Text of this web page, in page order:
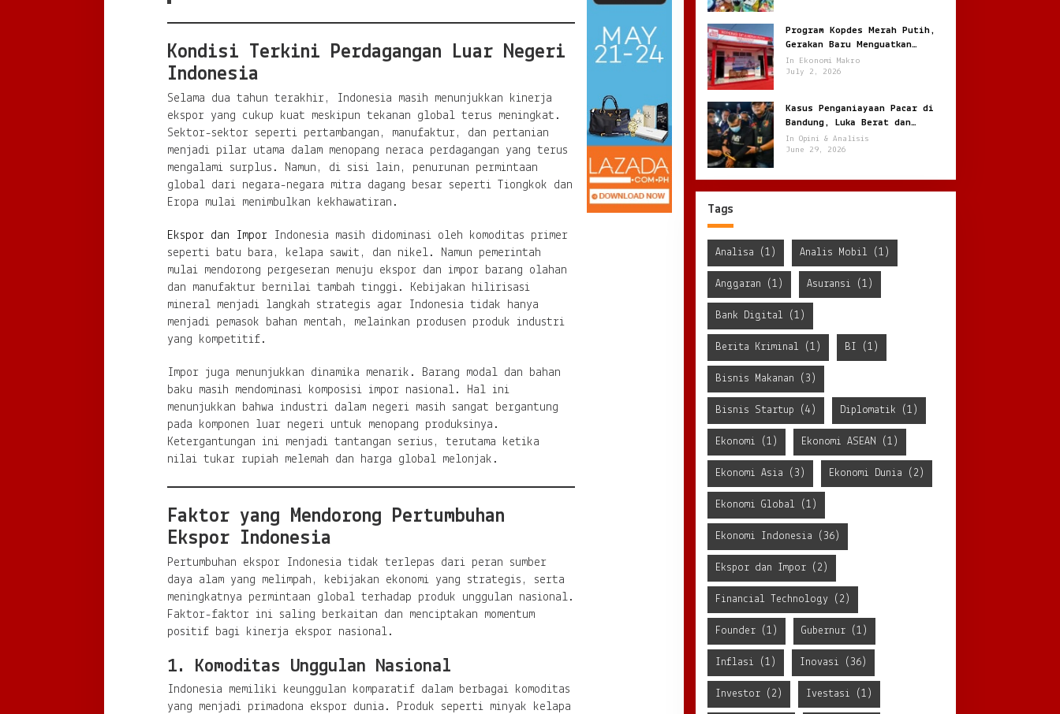
Kondisi Terkini Perdagangan Luar Negeri
Indonesia
Selama dua tahun terakhir, Indonesia masih menunjukkan kinerja
ekspor yang cukup kuat meskipun tekanan global terus meningkat.
Sektor-sektor seperti pertambangan, manufaktur, dan pertanian
menjadi pilar utama dalam menopang neraca perdagangan yang terus
mengalami surplus. Namun, di sisi lain, penurunan permintaan
global dari negara-negara mitra dagang besar seperti Tiongkok dan
Eropa mulai menimbulkan kekhawatiran.
Ekspor dan ImporIndonesia masih didominasi oleh komoditas primer
seperti batu bara, kelapa sawit, dan nikel. Namun pemerintah
mulai mendorong pergeseran menuju ekspor dan impor barang olahan
dan manufaktur bernilai tambah tinggi. Kebijakan hilirisasi
mineral menjadi langkah strategis agar Indonesia tidak hanya
menjadi pemasok bahan mentah, melainkan produsen produk industri
yang kompetitif.
Impor juga menunjukkan dinamika menarik. Barang modal dan bahan
baku masih mendominasi komposisi impor nasional. Hal ini
menunjukkan bahwa industri dalam negeri masih sangat bergantung
pada komponen luar negeri untuk menopang produksinya.
Ketergantungan ini menjadi tantangan serius, terutama ketika
nilai tukar rupiah melemah dan harga global melonjak.
Faktor yang Mendorong Pertumbuhan
Ekspor Indonesia
Pertumbuhan ekspor Indonesia tidak terlepas dari peran sumber
daya alam yang melimpah, kebijakan ekonomi yang strategis, serta
meningkatnya permintaan global terhadap produk unggulan nasional.
Faktor-faktor ini saling berkaitan dan menciptakan momentum
positif bagi kinerja ekspor nasional.
1. Komoditas Unggulan Nasional
Indonesia memiliki keunggulan komparatif dalam berbagai komoditas
yang menjadi primadona ekspor dunia. Produk seperti minyak kelapa
Program Kopdes Merah Putih,
Gerakan Baru Menguatkan
Ekonomi Desa dari Akar Rumput
In Ekonomi Makro
July 2, 2026
Kasus Penganiayaan Pacar di
Bandung, Luka Berat dan
Penyekapan !
In Opini & Analisis
June 29, 2026
Tags
Analisa (1) Analis Mobil (1)
Anggaran (1) Asuransi (1)
Bank Digital (1)
Berita Kriminal (1) BI (1)
Bisnis Makanan (3)
Bisnis Startup (4) Diplomatik (1)
Ekonomi (1) Ekonomi ASEAN (1)
Ekonomi Asia (3) Ekonomi Dunia (2)
Ekonomi Global (1)
Ekonomi Indonesia (36)
Ekspor dan Impor(2)
Financial Technology(2)
Founder(1) Gubernur(1)
Inflasi (1) Inovasi (36)
Investor(2) Ivestasi (1)